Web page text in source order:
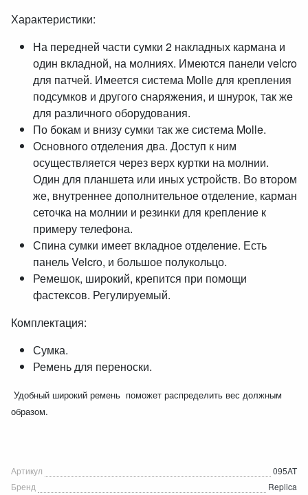
Характеристики:
На передней части сумки 2 накладных кармана и
один вкладной, на молниях. Имеются панели velcro
для патчей. Имеется система Molle для крепления
подсумков и другого снаряжения, и шнурок, так же
для различного оборудования.
По бокам и внизу сумки так же система Molle.
Основного отделения два. Доступ к ним
осуществляется через верх куртки на молнии.
Один для планшета или иных устройств. Во втором
же, внутреннее дополнительное отделение, карман
сеточка на молнии и резинки для крепление к
примеру телефона.
Спина сумки имеет вкладное отделение. Есть
панель Velcro, и большое полукольцо.
Ремешок, широкий, крепится при помощи
фастексов. Регулируемый.
Комплектация:
Сумка.
Ремень для переноски.
Удобный широкий ремень поможет распределить вес должным
образом.
Артикул
095AT
Бренд
Replica